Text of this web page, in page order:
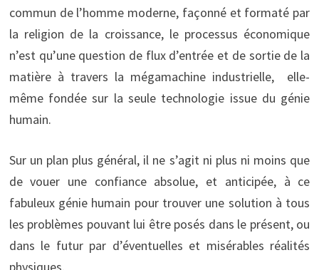
commun de l’homme moderne, façonné et formaté par
la religion de la croissance, le processus économique
n’est qu’une question de flux d’entrée et de sortie de la
matière à travers la mégamachine industrielle, elle-
même fondée sur la seule technologie issue du génie
humain.
Sur un plan plus général, il ne s’agit ni plus ni moins que
de vouer une confiance absolue, et anticipée, à ce
fabuleux génie humain pour trouver une solution à tous
les problèmes pouvant lui être posés dans le présent, ou
dans le futur par d’éventuelles et misérables réalités